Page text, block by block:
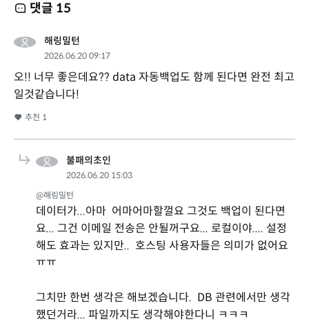
댓글 15
해링밀턴
2026.06.20 09:17
오!! 너무 좋은데요?? data 자동백업도 함께 된다면 완전 최고
일것같습니다!
추천 1
불패의초인
2026.06.20 15:03
@해링밀턴
데이터가...아마 어마어마할껄요 그것도 백업이 된다면
요... 그건 이메일 전송은 안될꺼구요... 로컬이야.... 설정
해도 효과는 있지만.. 호스팅 사용자들은 의미가 없어요
ㅠㅠ
그치만 한번 생각은 해보겠습니다. DB 관련에서만 생각
했던거라... 파일까지도 생각해야한다니 ㅋㅋㅋ